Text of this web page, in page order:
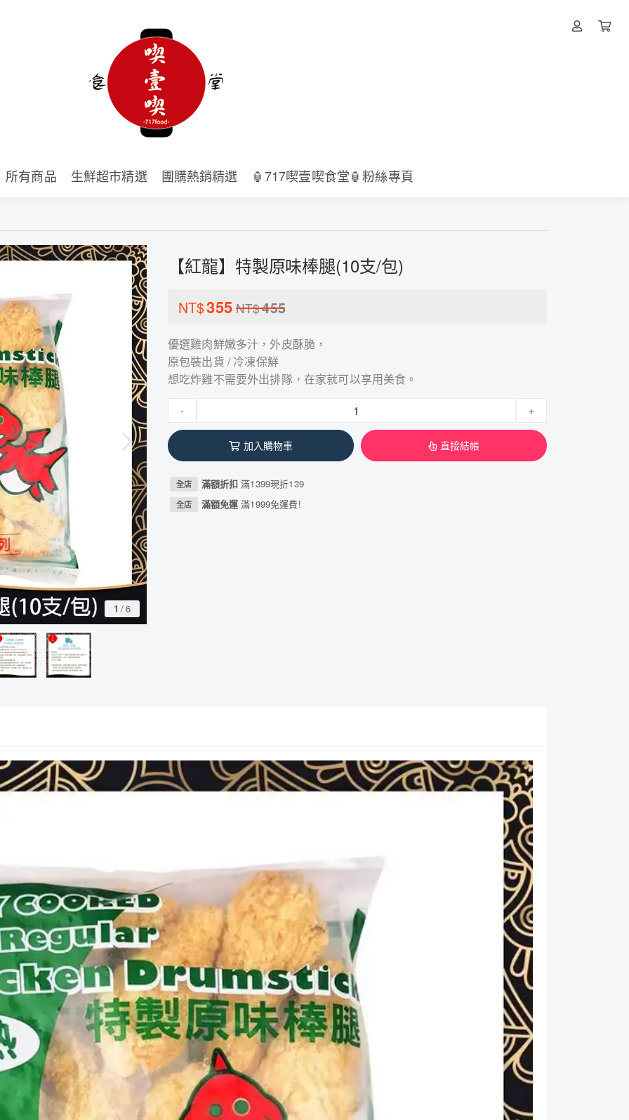
所有商品 生鮮超市精選 團購熱銷精選 🏮717喫壹喫食堂🏮粉絲專頁
1 /6
【紅龍】特製原味棒腿(10支/包)
NT$355 NT$455
優選雞肉鮮嫩多汁，外皮酥脆，
原包裝出貨 / 冷凍保鮮
想吃炸雞不需要外出排隊，在家就可以享用美食。
- +
加入購物車 直接結帳
全店 滿額折扣滿1399現折139
全店 滿額免運滿1999免運費!